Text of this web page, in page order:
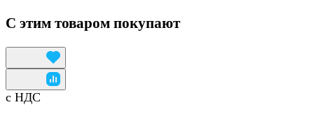
С этим товаром покупают
с НДС